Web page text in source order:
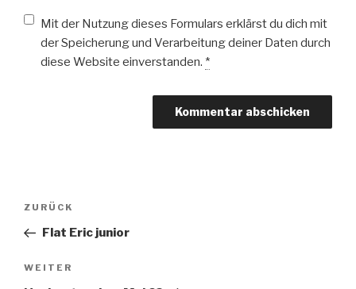
Mit der Nutzung dieses Formulars erklärst du dich mit
der Speicherung und Verarbeitung deiner Daten durch
diese Website einverstanden. *
Beitragsnavigation
Vorheriger
Beitrag
ZURÜCK
Flat Eric junior
Nächster
WEITER